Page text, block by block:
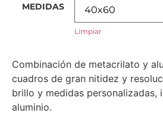
MEDIDAS
Limpiar
Combinación de metacrilato y
cuadros de gran nitidez y
brillo y medidas personalizadas,
aluminio.